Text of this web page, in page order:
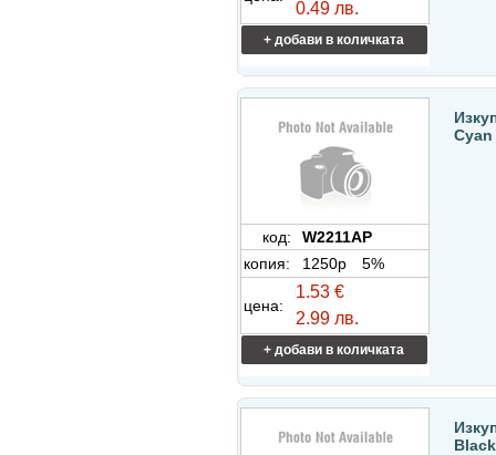
0.49 лв.
+ добави в количката
код:
W2211AP
копия:
1250p 5%
цена:
1.53 €
2.99 лв.
+ добави в количката
Cyan